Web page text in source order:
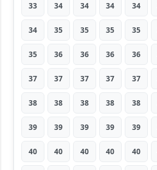
33 34 34 34 34
34 35 35 35 35
35 36 36 36 36
37 37 37 37 37
38 38 38 38 38
39 39 39 39 39
40 40 40 40 40